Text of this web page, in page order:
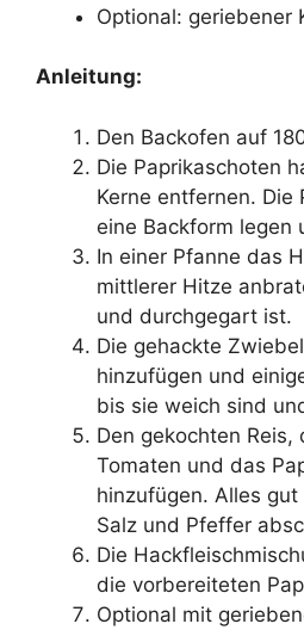
Optional: geriebener
Anleitung:
Den Backofen auf
Die Paprikaschoten
Kerne entfernen. Die
eine Backform legen
In einer Pfanne das
mittlerer Hitze
und durchgegart ist.
Die gehackte
hinzufügen und
bis sie weich sind
Den gekochten
Tomaten und das
hinzufügen. Alles
Salz und Pfeffer
Die
die vorbereiteten
Optional mit